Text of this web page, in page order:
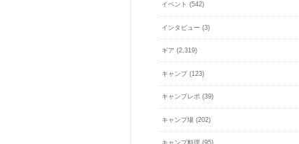
イベント (542)
インタビュー (3)
ギア (2,319)
キャンプ (123)
キャンプレポ (39)
キャンプ場 (202)